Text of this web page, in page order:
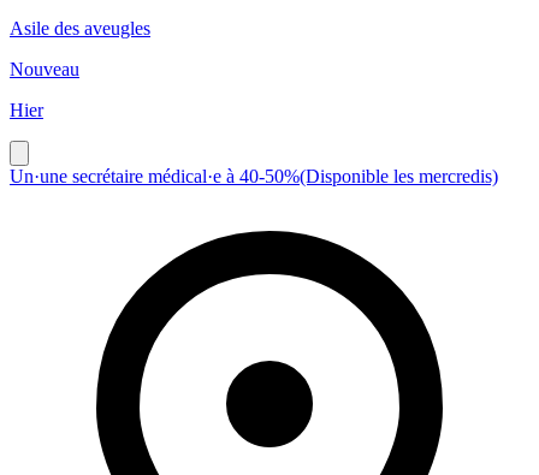
Asile des aveugles
Nouveau
Hier
Un·une secrétaire médical·e à 40-50%(Disponible les mercredis)